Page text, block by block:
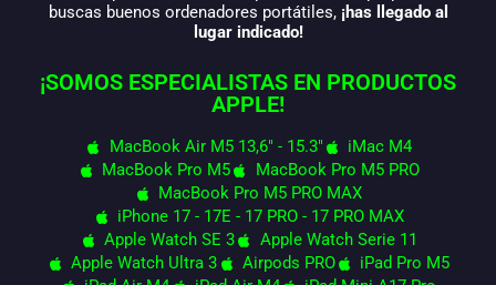
buscas buenos ordenadores portátiles, ¡has llegado al
lugar indicado!
¡SOMOS ESPECIALISTAS EN PRODUCTOS
APPLE!
MacBook Air M5 13,6" - 15.3"
iMac M4
MacBook Pro M5
MacBook Pro M5 PRO
MacBook Pro M5 PRO MAX
iPhone 17 - 17E - 17 PRO - 17 PRO MAX
Apple Watch SE 3
Apple Watch Serie 11
Apple Watch Ultra 3
Airpods PRO
iPad Pro M5